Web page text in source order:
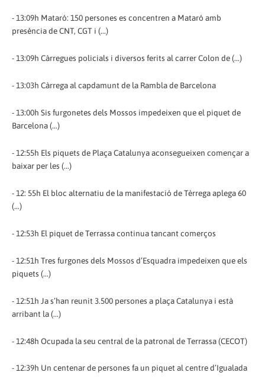
- 13:09h Mataró: 150 persones es concentren a Mataró amb
presència de CNT, CGT i (...)
- 13:09h Càrregues policials i diversos ferits al carrer Colon de (...)
- 13:03h Càrrega al capdamunt de la Rambla de Barcelona
- 13:00h Sis furgonetes dels Mossos impedeixen que el piquet de
Barcelona (...)
- 12:55h Els piquets de Plaça Catalunya aconsegueixen començar a
baixar per les (...)
- 12: 55h El bloc alternatiu de la manifestació de Tèrrega aplega 60
(...)
- 12:53h El piquet de Terrassa continua tancant comerços
- 12:51h Tres furgones dels Mossos d’Esquadra impedeixen que els
piquets (...)
- 12:51h Ja s’han reunit 3.500 persones a plaça Catalunya i està
arribant la (...)
- 12:48h Ocupada la seu central de la patronal de Terrassa (CECOT)
- 12:39h Un centenar de persones fa un piquet al centre d’Igualada